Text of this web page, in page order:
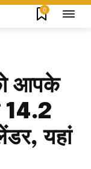
0
आपके
14.2
यहां